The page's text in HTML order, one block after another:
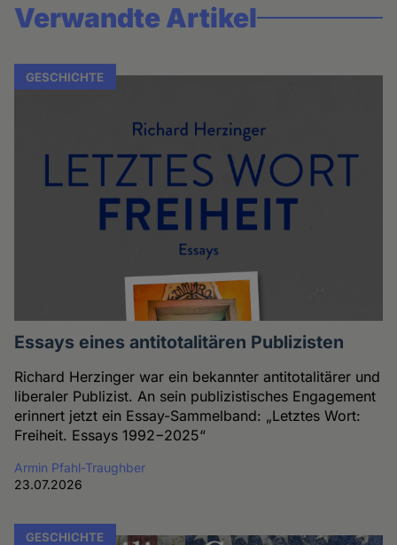
Verwandte Artikel
GESCHICHTE
Essays eines antitotalitären Publizisten
Richard Herzinger war ein bekannter antitotalitärer und
liberaler Publizist. An sein publizistisches Engagement
erinnert jetzt ein Essay-Sammelband: „Letztes Wort:
Freiheit. Essays 1992−2025“
Armin Pfahl-Traughber
23.07.2026
GESCHICHTE